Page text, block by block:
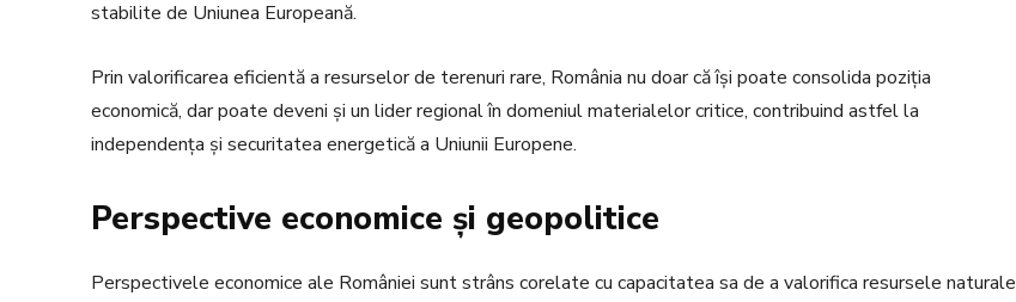
stabilite de Uniunea Europeană.
Prin valorificarea eficientă a resurselor de terenuri rare, România nu doar că își poate consolida poziția
economică, dar poate deveni și un lider regional în domeniul materialelor critice, contribuind astfel la
independența și securitatea energetică a Uniunii Europene.
Perspective economice și geopolitice
Perspectivele economice ale României sunt strâns corelate cu capacitatea sa de a valorifica resursele naturale